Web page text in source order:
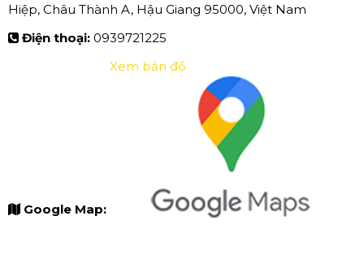
Hiệp, Châu Thành A, Hậu Giang 95000, Việt Nam
Điện thoại: 0939721225
Google Map:
Xem bản đồ